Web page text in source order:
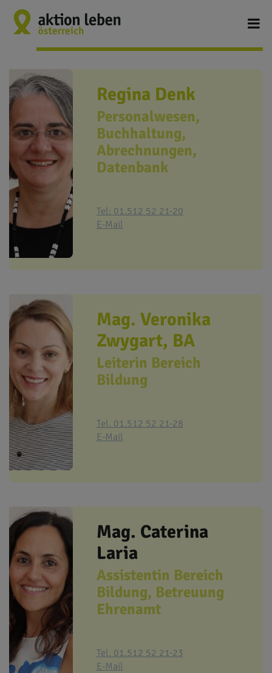
Regina Denk
Personalwesen,
Buchhaltung,
Abrechnungen,
Datenbank
Tel: 01.512 52 21-20
E-Mail
Mag. Veronika
Zwygart, BA
Leiterin Bereich
Bildung
Tel. 01.512 52 21-28
E-Mail
Mag. Caterina
Laria
Assistentin Bereich
Bildung, Betreuung
Ehrenamt
Tel. 01.512 52 21-23
E-Mail